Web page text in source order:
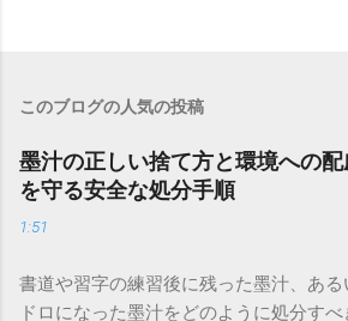
このブログの人気の投稿
墨汁の正しい捨て方と環境への
を守る安全な処分手順
1:51
書道や習字の練習後に残った墨汁、ある
ドロになった墨汁をどのように処分す